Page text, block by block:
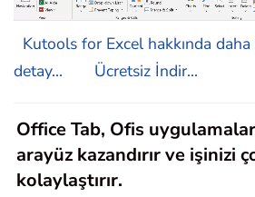
Kutools for Excel hakkında daha
detay...
Ücretsiz İndir...
Office Tab, Ofis
arayüz kazandırır ve işinizi
kolaylaştırır.